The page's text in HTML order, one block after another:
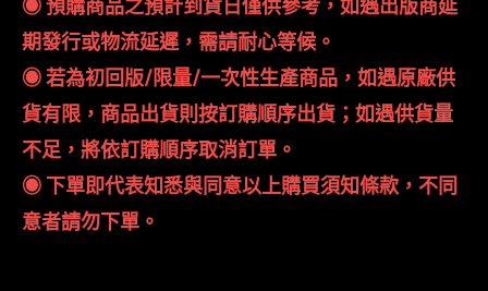
◉ 預購商品之預計到貨日僅供參考，如遇出版商延
期發行或物流延遲，需請耐心等候。
◉ 若為初回版/限量/一次性生產商品，如遇原廠供
貨有限，商品出貨則按訂購順序出貨；如遇供貨量
不足，將依訂購順序取消訂單。
◉ 下單即代表知悉與同意以上購買須知條款，不同
意者請勿下單。